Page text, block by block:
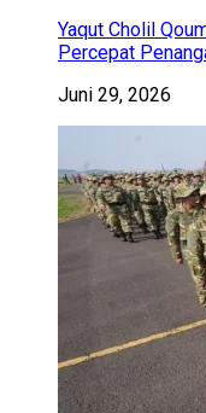
Yaqut Cholil
Percepat
Juni 29, 2026